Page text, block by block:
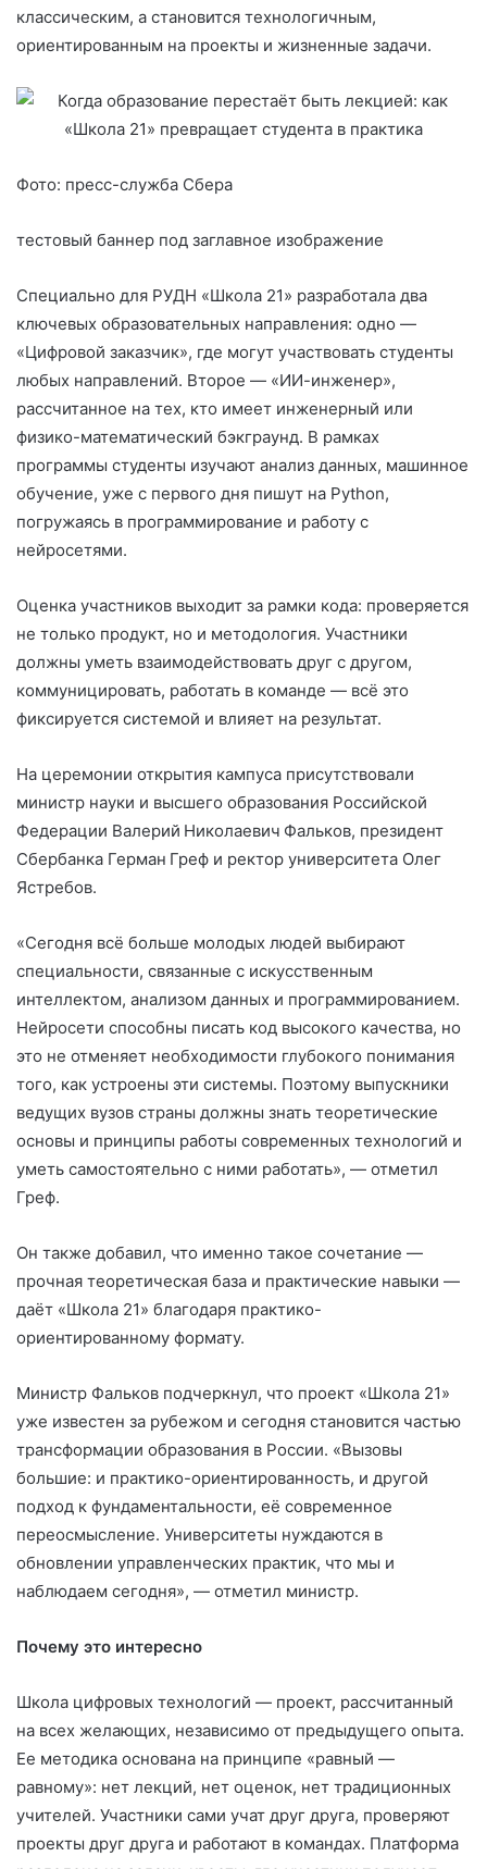
классическим, а становится технологичным,
ориентированным на проекты и жизненные задачи.
Фото: пресс-служба Сбера
тестовый баннер под заглавное изображение
Специально для РУДН «Школа 21» разработала два
ключевых образовательных направления: одно —
«Цифровой заказчик», где могут участвовать студенты
любых направлений. Второе — «ИИ-инженер»,
рассчитанное на тех, кто имеет инженерный или
физико-математический бэкграунд. В рамках
программы студенты изучают анализ данных, машинное
обучение, уже с первого дня пишут на Python,
погружаясь в программирование и работу с
нейросетями.
Оценка участников выходит за рамки кода: проверяется
не только продукт, но и методология. Участники
должны уметь взаимодействовать друг с другом,
коммуницировать, работать в команде — всё это
фиксируется системой и влияет на результат.
На церемонии открытия кампуса присутствовали
министр науки и высшего образования Российской
Федерации Валерий Николаевич Фальков, президент
Сбербанка Герман Греф и ректор университета Олег
Ястребов.
«Сегодня всё больше молодых людей выбирают
специальности, связанные с искусственным
интеллектом, анализом данных и программированием.
Нейросети способны писать код высокого качества, но
это не отменяет необходимости глубокого понимания
того, как устроены эти системы. Поэтому выпускники
ведущих вузов страны должны знать теоретические
основы и принципы работы современных технологий и
уметь самостоятельно с ними работать», — отметил
Греф.
Он также добавил, что именно такое сочетание —
прочная теоретическая база и практические навыки —
даёт «Школа 21» благодаря практико-
ориентированному формату.
Министр Фальков подчеркнул, что проект «Школа 21»
уже известен за рубежом и сегодня становится частью
трансформации образования в России. «Вызовы
большие: и практико-ориентированность, и другой
подход к фундаментальности, её современное
переосмысление. Университеты нуждаются в
обновлении управленческих практик, что мы и
наблюдаем сегодня», — отметил министр.
Почему это интересно
Школа цифровых технологий — проект, рассчитанный
на всех желающих, независимо от предыдущего опыта.
Ее методика основана на принципе «равный —
равному»: нет лекций, нет оценок, нет традиционных
учителей. Участники сами учат друг друга, проверяют
проекты друг друга и работают в командах. Платформа